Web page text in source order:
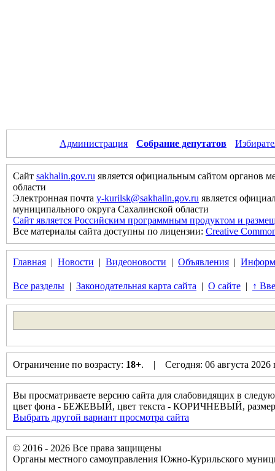
Администрация Собрание депутатов
Сайт sakhalin.gov.ru является официальным сайтом органов
области
Электронная почта y-kurilsk@sakhalin.gov.ru является
муниципального округа Сахалинской области
Сайт является Российским программным продуктом и
Все материалы сайта доступны по лицензии: Creative
Главная | Новости | Видеоновости | Объявления |
Все разделы | Законодательная карта сайта | О сайте | ↑
Ограничение по возрасту: 18+. | Сегодня: 06 августа
Вы просматриваете версию сайта для слабовидящих в
цвет фона - БЕЖЕВЫЙ, цвет текста - КОРИЧНЕВЫЙ,
Выбрать другой вариант просмотра сайта
© 2016 - 2026 Все права защищены
Органы местного самоуправления Южно-Курильского